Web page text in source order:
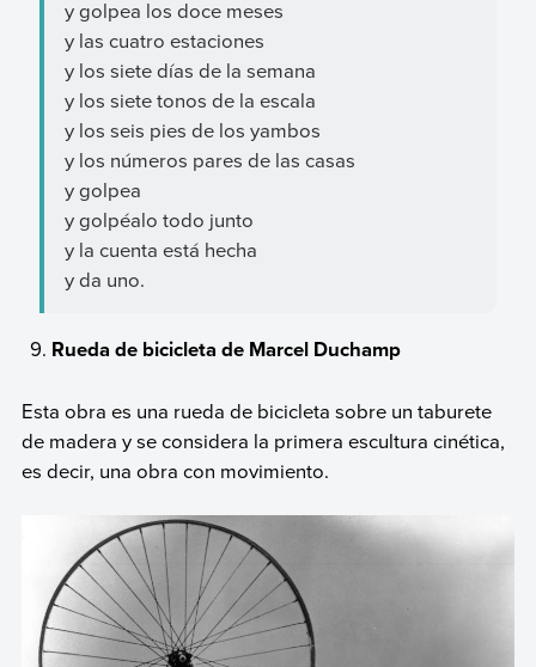
y golpea los doce meses
y las cuatro estaciones
y los siete días de la semana
y los siete tonos de la escala
y los seis pies de los yambos
y los números pares de las casas
y golpea
y golpéalo todo junto
y la cuenta está hecha
y da uno.
Rueda de bicicleta de Marcel Duchamp
Esta obra es una rueda de bicicleta sobre un taburete
de madera y se considera la primera escultura cinética,
es decir, una obra con movimiento.